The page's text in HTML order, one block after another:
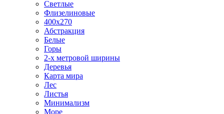
Светлые
Флизелиновые
400х270
Абстракция
Белые
Горы
2-х метровой ширины
Деревья
Карта мира
Лес
Листья
Минимализм
Море